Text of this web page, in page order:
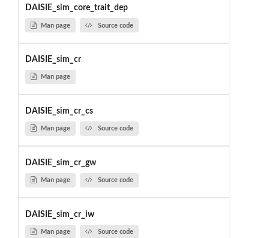
DAISIE_sim_core_trait_dep
Man page Source code
DAISIE_sim_cr
Man page
DAISIE_sim_cr_cs
Man page Source code
DAISIE_sim_cr_gw
Man page Source code
DAISIE_sim_cr_iw
Man page Source code